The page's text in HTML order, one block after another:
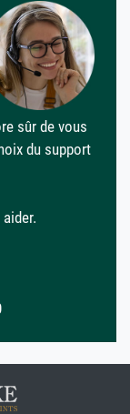
sûr de vous
du support